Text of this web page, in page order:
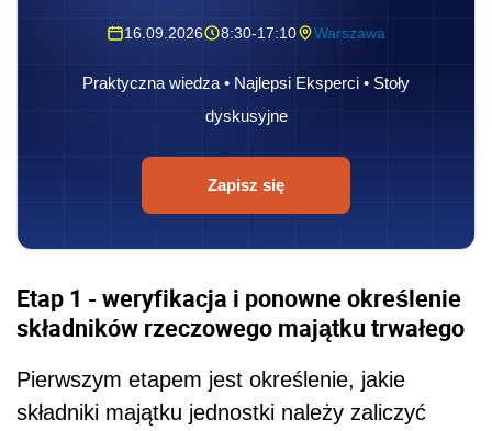
16.09.2026 8:30-17:10 Warszawa
Praktyczna wiedza • Najlepsi Eksperci • Stoły
dyskusyjne
Zapisz się
Etap 1 - weryfikacja i ponowne określenie
składników rzeczowego majątku trwałego
Pierwszym etapem jest określenie, jakie
składniki majątku jednostki należy zaliczyć